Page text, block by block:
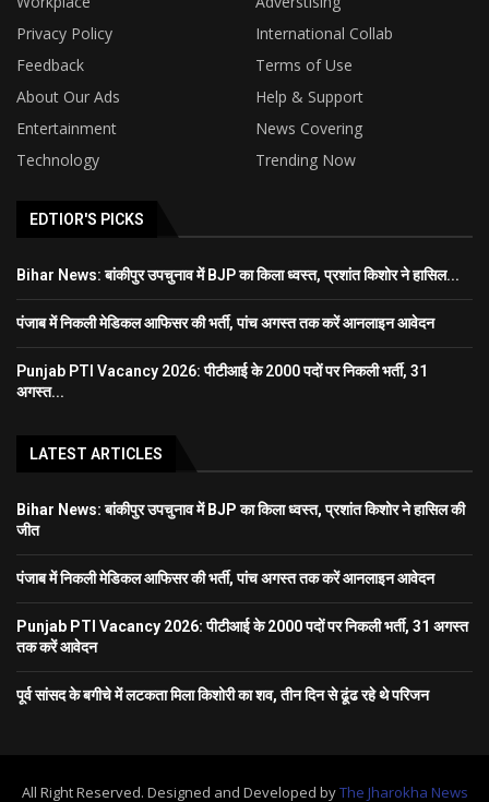
Privacy Policy
International Collab
Feedback
Terms of Use
About Our Ads
Help & Support
Entertainment
News Covering
Technology
Trending Now
EDTIOR'S PICKS
Bihar News: बांकीपुर उपचुनाव में BJP का किला ध्वस्त, प्रशांत किशोर ने हासिल...
पंजाब में निकली मेडिकल आफिसर की भर्ती, पांच अगस्त तक करें आनलाइन आवेदन
Punjab PTI Vacancy 2026: पीटीआई के 2000 पदों पर निकली भर्ती, 31
अगस्त...
LATEST ARTICLES
Bihar News: बांकीपुर उपचुनाव में BJP का किला ध्वस्त, प्रशांत किशोर ने हासिल की
जीत
पंजाब में निकली मेडिकल आफिसर की भर्ती, पांच अगस्त तक करें आनलाइन आवेदन
Punjab PTI Vacancy 2026: पीटीआई के 2000 पदों पर निकली भर्ती, 31 अगस्त
तक करें आवेदन
पूर्व सांसद के बगीचे में लटकता मिला किशोरी का शव, तीन दिन से ढूंढ रहे थे परिजन
All Right Reserved. Designed and Developed byThe Jharokha News